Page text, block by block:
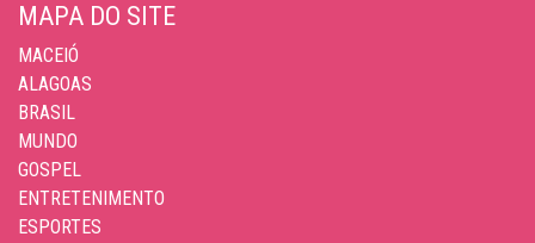
MAPA DO SITE
MACEIÓ
ALAGOAS
BRASIL
MUNDO
GOSPEL
ENTRETENIMENTO
ESPORTES